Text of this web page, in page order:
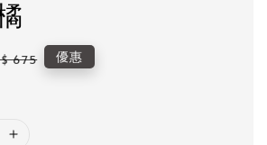
675 優惠